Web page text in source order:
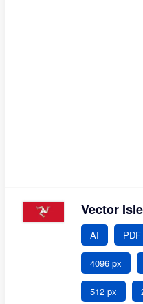
Vector
AI PDF
4096 px
512 px